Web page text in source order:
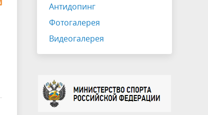
Антидопинг
Фотогалерея
Видеогалерея